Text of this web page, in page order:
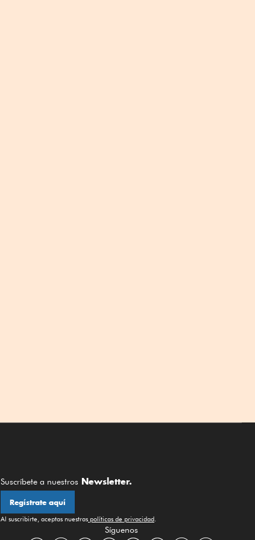
Suscríbete a nuestros Newsletter.
Regístrate aquí
Al suscribirte, aceptas nuestras políticas de privacidad
Síguenos